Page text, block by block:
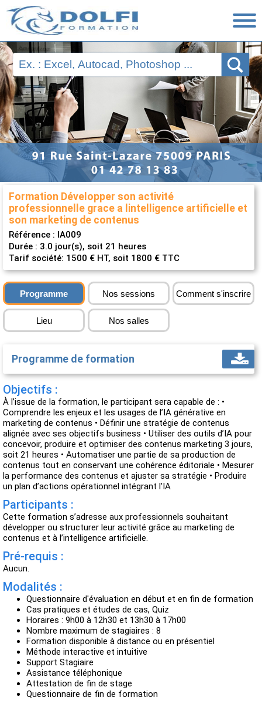
Nos Formations
Ressources
Financement
Évaluations
Nous contacter
Formation Développer son activité
professionnelle grace a lintelligence artificielle et
son marketing de contenus
Référence : IA009
Durée : 3.0 jour(s), soit 21 heures
Tarif société: 1500 € HT, soit 1800 € TTC
Programme Nos sessions Comment s'inscrire
Lieu Nos salles
Programme de formation
Objectifs :
À l’issue de la formation, le participant sera capable de : •
Comprendre les enjeux et les usages de l’IA générative en
marketing de contenus • Définir une stratégie de contenus
alignée avec ses objectifs business • Utiliser des outils d’IA pour
concevoir, produire et optimiser des contenus marketing 3 jours,
soit 21 heures • Automatiser une partie de sa production de
contenus tout en conservant une cohérence éditoriale • Mesurer
la performance des contenus et ajuster sa stratégie • Produire
un plan d’actions opérationnel intégrant l’IA
Participants :
Cette formation s’adresse aux professionnels souhaitant
développer ou structurer leur activité grâce au marketing de
contenus et à l’intelligence artificielle.
Pré-requis :
Aucun.
Modalités :
Questionnaire d'évaluation en début et en fin de formation
Cas pratiques et études de cas, Quiz
Horaires : 9h00 à 12h30 et 13h30 à 17h00
Nombre maximum de stagiaires : 8
Formation disponible à distance ou en présentiel
Méthode interactive et intuitive
Support Stagiaire
Assistance téléphonique
Attestation de fin de stage
Questionnaire de fin de formation